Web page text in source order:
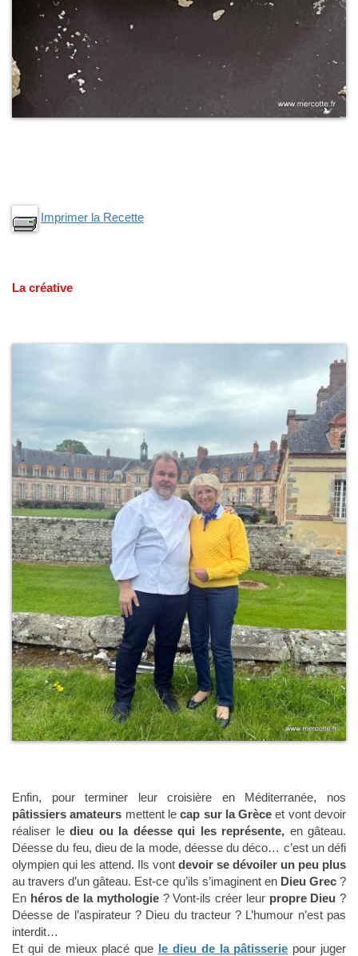
Imprimer la Recette
La créative
Enfin, pour terminer leur croisière en Méditerranée, nos
pâtissiers amateurs mettent lecap sur la Grèce et vont devoir
réaliser le dieu ou la déesse qui les représente, en gâteau.
Déesse du feu, dieu de la mode, déesse du déco… c’est un défi
olympien qui les attend. Ils vont devoir se dévoiler un peu plus
au travers d’un gâteau. Est-ce qu’ils s’imaginent en Dieu Grec?
En héros de la mythologie? Vont-ils créer leur propre Dieu ?
Déesse de l’aspirateur ? Dieu du tracteur ? L’humour n’est pas
interdit…
Et qui de mieux placé que le dieu de la pâtisserie pour juger